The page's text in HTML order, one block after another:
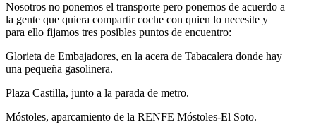
Nosotros no ponemos el transporte pero ponemos de acuerdo a
la gente que quiera compartir coche con quien lo necesite y
para ello fijamos tres posibles puntos de encuentro:
Glorieta de Embajadores, en la acera de Tabacalera donde hay
una pequeña gasolinera.
Plaza Castilla, junto a la parada de metro.
Móstoles, aparcamiento de la RENFE Móstoles-El Soto.